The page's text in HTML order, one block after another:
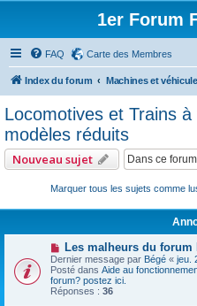
1er Forum
FAQ Carte des Membres
Index du forum Machines et
Locomotives et Trains
modèles réduits
Nouveau sujet
Marquer tous les sujets comme
Les malheurs du forum
Dernier message par Bégé « jeu.
Posté dans Aide au
forum? postez ici.
Réponses : 36